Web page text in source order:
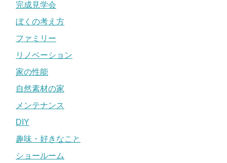
完成見学会
ぼくの考え方
ファミリー
リノベーション
家の性能
自然素材の家
メンテナンス
DIY
趣味・好きなこと
ショールーム